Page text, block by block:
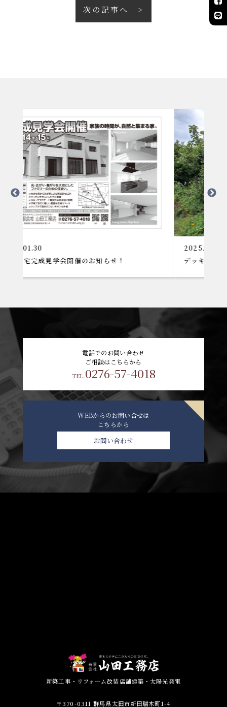
次の記事へ
お知らせ！
デッキテラス設置工事
電話でのお問い合わせ
ご相談はこちらから
TEL.0276-57-4018
WEBからのお問い合せは
こちらから
お問い合わせ
新築工事・リフォーム改装店舗建築・太陽光発電
〒370-0311 群馬県太田市新田瑞木町1-4